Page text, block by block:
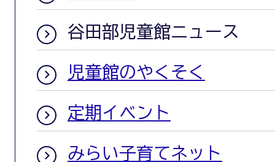
谷田部児童館ニュース
児童館のやくそく
定期イベント
みらい子育てネット